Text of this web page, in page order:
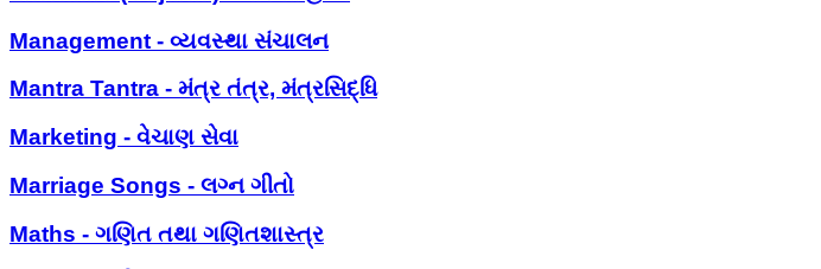
Management - વ્યવસ્થા સંચાલન
Mantra Tantra - મંત્ર તંત્ર, મંત્રસિદ્ધિ
Marketing - વેચાણ સેવા
Marriage Songs - લગ્ન ગીતો
Maths - ગણિત તથા ગણિતશાસ્ત્ર